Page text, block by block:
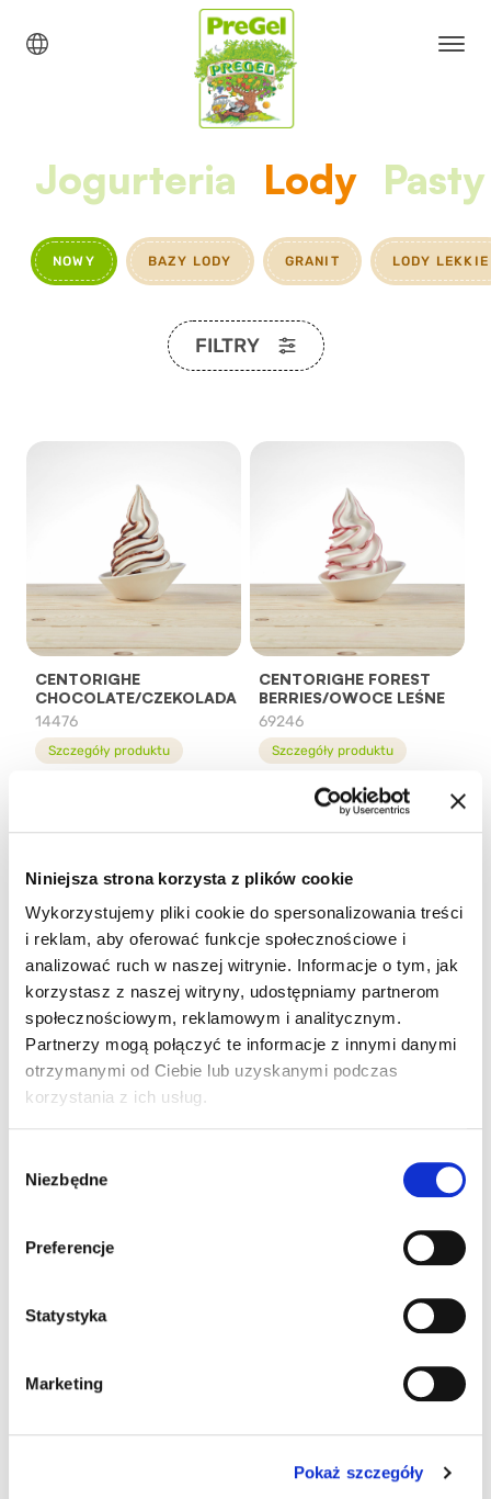
Niniejsza strona korzysta z plików cookie
Wykorzystujemy pliki cookie do spersonalizowania treści
i reklam, aby oferować funkcje społecznościowe i
analizować ruch w naszej witrynie. Informacje o tym, jak
korzystasz z naszej witryny, udostępniamy partnerom
społecznościowym, reklamowym i analitycznym.
Partnerzy mogą połączyć te informacje z innymi danymi
otrzymanymi od Ciebie lub uzyskanymi podczas
korzystania z ich usług.
zgody
Niezbędne
Preferencje
Statystyka
Marketing
Pokaż szczegóły
Jogurteria Lody Pasty
NOWY BAZY LODY GRANIT LODY LEKKIE
FILTRY
CENTORIGHE
CHOCOLATE/CZEKOLADA
14476
Szczegóły produktu
CENTORIGHE FOREST
BERRIES/OWOCE LEŚNE
69246
Szczegóły produktu
CENTORIGHE GREEN
APPLE/ZIELONE JABŁKO
89306
Szczegóły produktu
CENTORIGHE MANGO
14376
Szczegóły produktu
STRAWBERRY/TRUSKAWKA
Szczegóły produktu